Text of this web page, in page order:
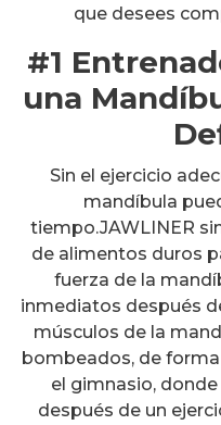
que desees
#1
una
Sin el ejercicio
mandíbula
tiempo.JAWLINER
de alimentos duros
fuerza de la
inmediatos después
músculos de la
bombeados, de
el gimnasio,
después de un